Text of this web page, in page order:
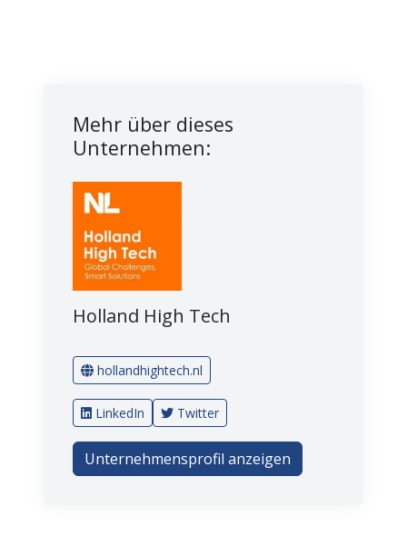
Mehr über dieses
Unternehmen:
Holland High Tech
hollandhightech.nl
LinkedIn Twitter
Unternehmensprofil anzeigen